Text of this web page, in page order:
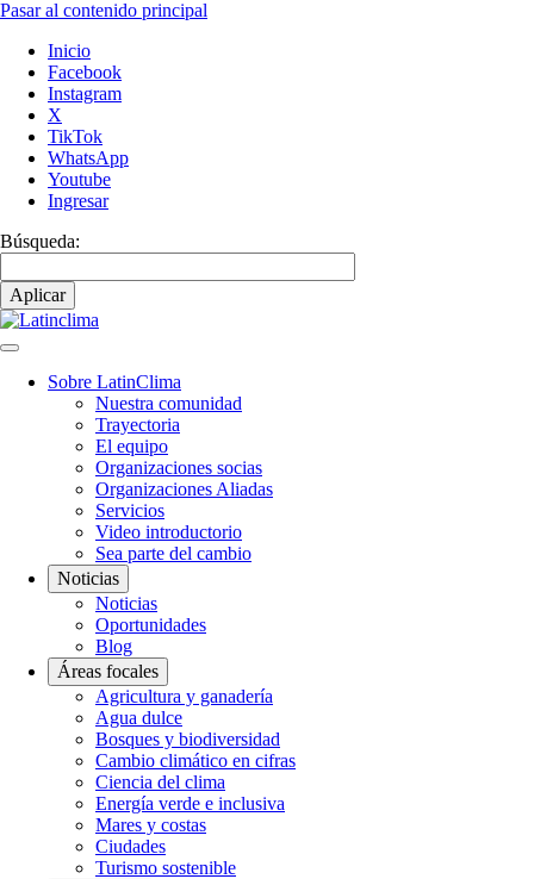
Pasar al contenido principal
Inicio
Facebook
Instagram
X
TikTok
WhatsApp
Youtube
Ingresar
Búsqueda:
Navegación
Sobre LatinClima
Nuestra comunidad
Trayectoria
El equipo
Organizaciones socias
Organizaciones Aliadas
Servicios
Video introductorio
Sea parte del cambio
Noticias
Noticias
Oportunidades
Blog
Áreas focales
Agricultura y ganadería
Agua dulce
Bosques y biodiversidad
Cambio climático en cifras
Ciencia del clima
Energía verde e inclusiva
Mares y costas
Ciudades
Turismo sostenible